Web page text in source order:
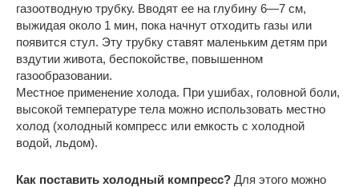
газоотводную трубку. Вводят ее на глубину 6—7 см,
выжидая около 1 мин, пока начнут отходить газы или
появится стул. Эту трубку ставят маленьким детям при
вздутии живота, беспокойстве, повышенном
газообразовании.
Местное применение холода. При ушибах, головной боли,
высокой температуре тела можно использовать местно
холод (холодный компресс или емкость с холодной
водой, льдом).
Как поставить холодный компресс? Для этого можно